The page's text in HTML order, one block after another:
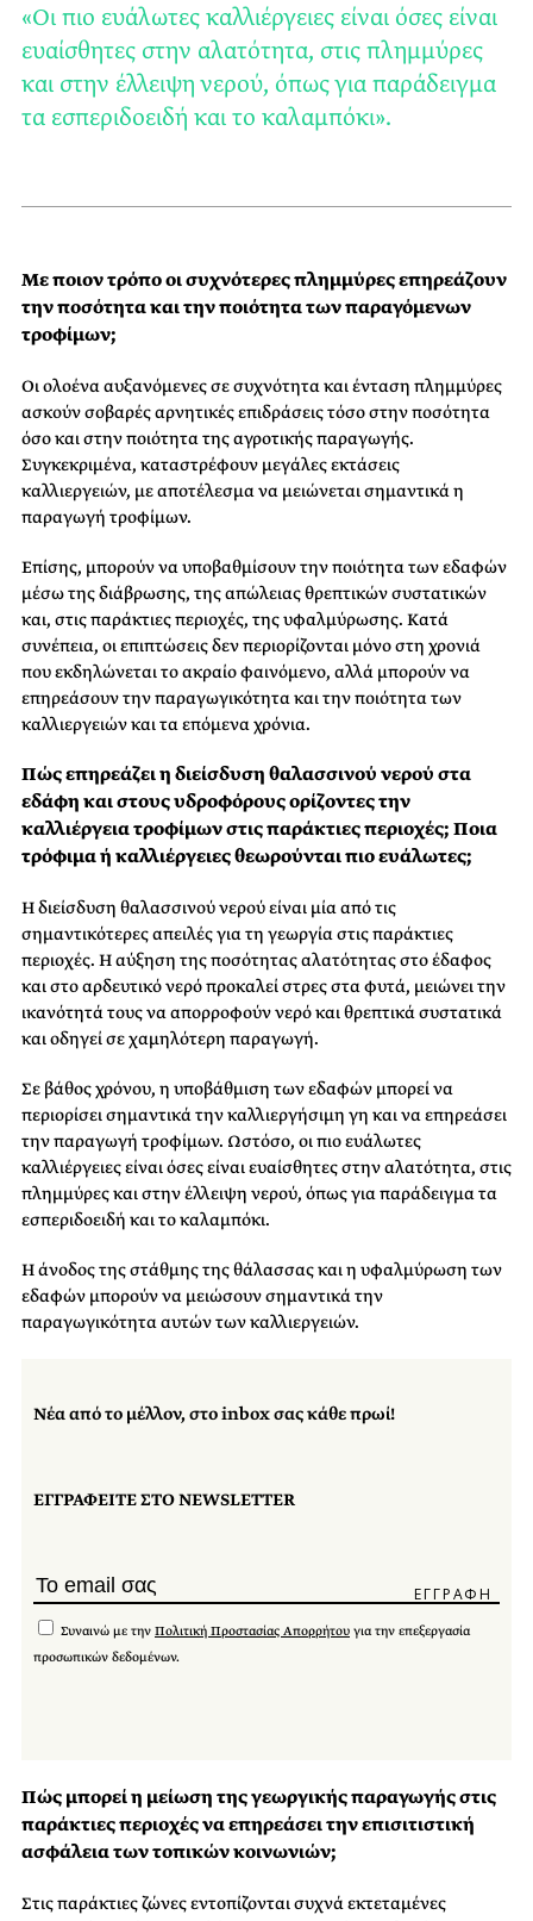
«Οι πιο ευάλωτες καλλιέργειες είναι όσες είναι
ευαίσθητες στην αλατότητα, στις πλημμύρες
και στην έλλειψη νερού, όπως για παράδειγμα
τα εσπεριδοειδή και το καλαμπόκι».
Με ποιον τρόπο οι συχνότερες πλημμύρες επηρεάζουν
την ποσότητα και την ποιότητα των παραγόμενων
τροφίμων;
Οι ολοένα αυξανόμενες σε συχνότητα και ένταση πλημμύρες
ασκούν σοβαρές αρνητικές επιδράσεις τόσο στην ποσότητα
όσο και στην ποιότητα της αγροτικής παραγωγής.
Συγκεκριμένα, καταστρέφουν μεγάλες εκτάσεις
καλλιεργειών, με αποτέλεσμα να μειώνεται σημαντικά η
παραγωγή τροφίμων.
Επίσης, μπορούν να υποβαθμίσουν την ποιότητα των εδαφών
μέσω της διάβρωσης, της απώλειας θρεπτικών συστατικών
και, στις παράκτιες περιοχές, της υφαλμύρωσης. Κατά
συνέπεια, οι επιπτώσεις δεν περιορίζονται μόνο στη χρονιά
που εκδηλώνεται το ακραίο φαινόμενο, αλλά μπορούν να
επηρεάσουν την παραγωγικότητα και την ποιότητα των
καλλιεργειών και τα επόμενα χρόνια.
Πώς επηρεάζει η διείσδυση θαλασσινού νερού στα
εδάφη και στους υδροφόρους ορίζοντες την
καλλιέργεια τροφίμων στις παράκτιες περιοχές; Ποια
τρόφιμα ή καλλιέργειες θεωρούνται πιο ευάλωτες;
Η διείσδυση θαλασσινού νερού είναι μία από τις
σημαντικότερες απειλές για τη γεωργία στις παράκτιες
περιοχές. Η αύξηση της ποσότητας αλατότητας στο έδαφος
και στο αρδευτικό νερό προκαλεί στρες στα φυτά, μειώνει την
ικανότητά τους να απορροφούν νερό και θρεπτικά συστατικά
και οδηγεί σε χαμηλότερη παραγωγή.
Σε βάθος χρόνου, η υποβάθμιση των εδαφών μπορεί να
περιορίσει σημαντικά την καλλιεργήσιμη γη και να επηρεάσει
την παραγωγή τροφίμων. Ωστόσο, οι πιο ευάλωτες
καλλιέργειες είναι όσες είναι ευαίσθητες στην αλατότητα, στις
πλημμύρες και στην έλλειψη νερού, όπως για παράδειγμα τα
εσπεριδοειδή και το καλαμπόκι.
Η άνοδος της στάθμης της θάλασσας και η υφαλμύρωση των
εδαφών μπορούν να μειώσουν σημαντικά την
παραγωγικότητα αυτών των καλλιεργειών.
Νέα από το μέλλον, στο inbox σας κάθε πρωί!
ΕΓΓΡΑΦΕΙΤΕ ΣΤΟ NEWSLETTER
Συναινώ με την Πολιτική Προστασίας Απορρήτου για την επεξεργασία
προσωπικών δεδομένων.
Πώς μπορεί η μείωση της γεωργικής παραγωγής στις
παράκτιες περιοχές να επηρεάσει την επισιτιστική
ασφάλεια των τοπικών κοινωνιών;
Στις παράκτιες ζώνες εντοπίζονται συχνά εκτεταμένες